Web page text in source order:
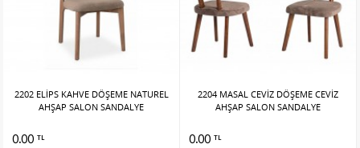
2202 ELİPS KAHVE DÖŞEME NATUREL
AHŞAP SALON SANDALYE
0.00 TL
2204 MASAL CEVİZ DÖŞEME CEVİZ
AHŞAP SALON SANDALYE
0.00 TL